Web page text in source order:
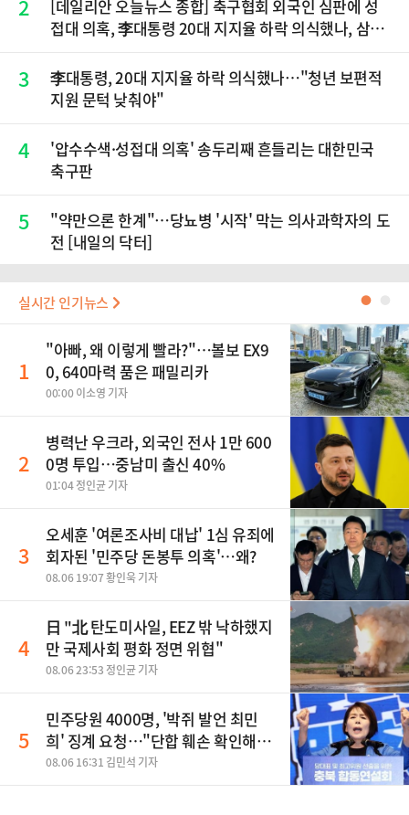
2
[데일리안 오늘뉴스 종합] 축구협회 외국인 심판에 성
접대 의혹, 李대통령 20대 지지율 하락 의식했나, 삼전
재점화, 김민석 "과반 승리 가능성 99%" 등
3
李대통령, 20대 지지율 하락 의식했나…"청년 보편적
지원 문턱 낮춰야"
4
'압수수색·성접대 의혹' 송두리째 흔들리는 대한민국
축구판
5
"약만으론 한계"…당뇨병 '시작' 막는 의사과학자의 도
전 [내일의 닥터]
실시간 인기뉴스 ●
1
"아빠, 왜 이렇게 빨라?"…볼보 EX9
0, 640마력 품은 패밀리카
00:00 이소영 기자
2
병력난 우크라, 외국인 전사 1만 600
0명 투입…중남미 출신 40%
01:04 정인균 기자
3
오세훈 '여론조사비 대납' 1심 유죄에
회자된 '민주당 돈봉투 의혹'…왜?
08.06 19:07 황인욱 기자
4
日 "北 탄도미사일, EEZ 밖 낙하했지
만 국제사회 평화 정면 위협"
08.06 23:53 정인균 기자
5
민주당원 4000명, '박쥐 발언 최민
희' 징계 요청…"단합 훼손 확인해
야"
08.06 16:31 김민석 기자